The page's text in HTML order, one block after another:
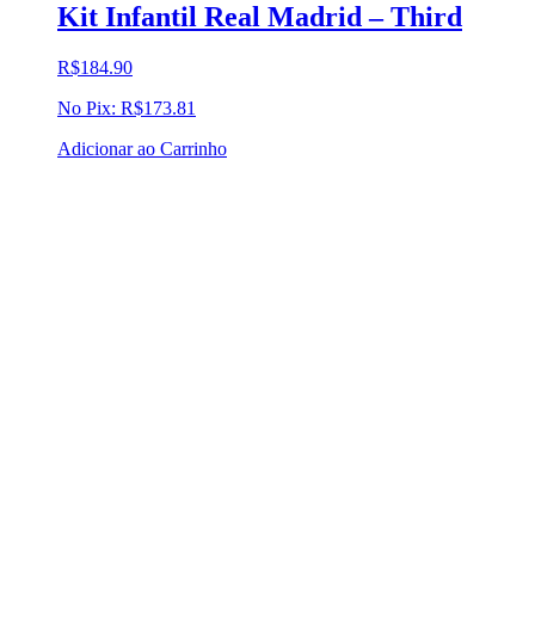
Kit Infantil Real Madrid – Third
R$184.90
No Pix: R$173.81
Adicionar ao Carrinho